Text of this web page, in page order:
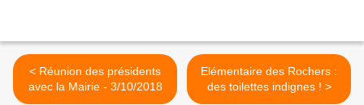
< Réunion des présidents
avec la Mairie - 3/10/2018
Elémentaire des Rochers :
des toilettes indignes ! >